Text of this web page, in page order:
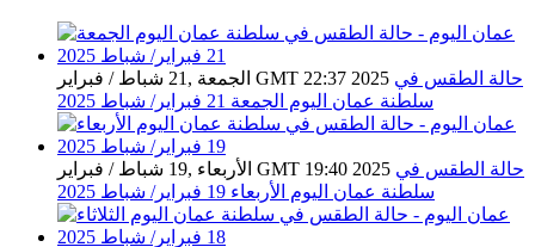
الجمعة ,21 شباط / فبراير GMT 22:37 2025 حالة الطقس في
سلطنة عمان اليوم الجمعة 21 فبراير/ شباط 2025
الأربعاء ,19 شباط / فبراير GMT 19:40 2025 حالة الطقس في
سلطنة عمان اليوم الأربعاء 19 فبراير/ شباط 2025